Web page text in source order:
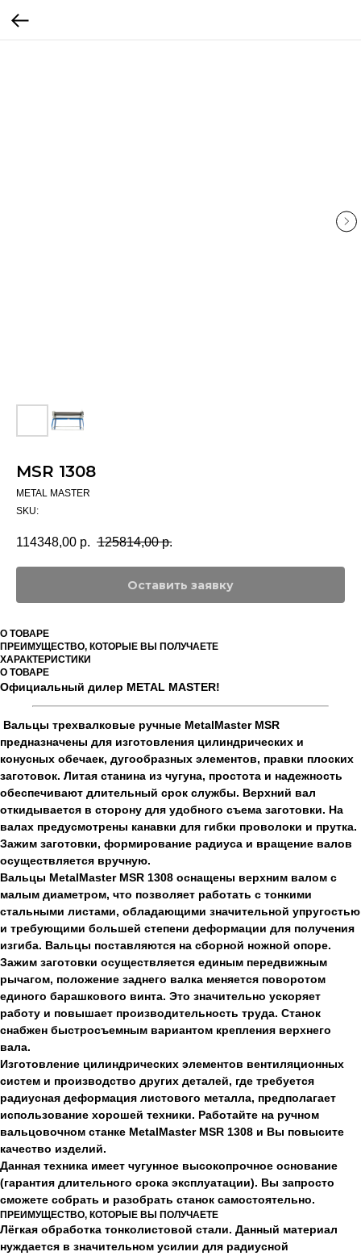
MSR 1308
METAL MASTER
SKU:
114348,00 р. 125814,00 р.
Оставить заявку
О ТОВАРЕ
ПРЕИМУЩЕСТВО, КОТОРЫЕ ВЫ ПОЛУЧАЕТЕ
ХАРАКТЕРИСТИКИ
О ТОВАРЕ
Официальный дилер METAL MASTER!
Вальцы трехвалковые ручные MetalMaster MSR
предназначены для изготовления цилиндрических и
конусных обечаек, дугообразных элементов, правки плоских
заготовок. Литая станина из чугуна, простота и надежность
обеспечивают длительный срок службы. Верхний вал
откидывается в сторону для удобного съема заготовки. На
валах предусмотрены канавки для гибки проволоки и прутка.
Зажим заготовки, формирование радиуса и вращение валов
осуществляется вручную.
Вальцы MetalMaster MSR 1308 оснащены верхним валом с
малым диаметром, что позволяет работать с тонкими
стальными листами, обладающими значительной упругостью
и требующими большей степени деформации для получения
изгиба. Вальцы поставляются на сборной ножной опоре.
Зажим заготовки осуществляется единым передвижным
рычагом, положение заднего валка меняется поворотом
единого барашкового винта. Это значительно ускоряет
работу и повышает производительность труда. Станок
снабжен быстросъемным вариантом крепления верхнего
вала.
Изготовление цилиндрических элементов вентиляционных
систем и производство других деталей, где требуется
радиусная деформация листового металла, предполагает
использование хорошей техники. Работайте на ручном
вальцовочном станке MetalMaster MSR 1308 и Вы повысите
качество изделий.
Данная техника имеет чугунное высокопрочное основание
(гарантия длительного срока эксплуатации). Вы запросто
сможете собрать и разобрать станок самостоятельно.
ПРЕИМУЩЕСТВО, КОТОРЫЕ ВЫ ПОЛУЧАЕТЕ
Лёгкая обработка тонколистовой стали. Данный материал
нуждается в значительном усилии для радиусной